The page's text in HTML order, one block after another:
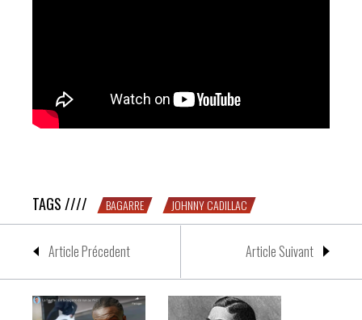
TAGS //// BAGARRE JOHNNY CADILLAC
Article Précedent Article Suivant